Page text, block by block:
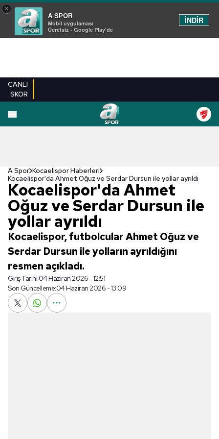
×
A SPOR
Mobil uygulaması
Ücretsiz - Google Play'de
İNDİR
CANLI
SKOR
A Spor Kocaelispor Haberleri
Kocaelispor'da Ahmet Oğuz ve Serdar Dursun ile yollar ayrıldı
Kocaelispor'da Ahmet
Oğuz ve Serdar Dursun ile
yollar ayrıldı
Kocaelispor, futbolcular Ahmet Oğuz ve
Serdar Dursun ile yolların ayrıldığını
resmen açıkladı.
Giriş Tarihi:04 Haziran 2026 - 12:51
Son Güncelleme:04 Haziran 2026 - 13:09